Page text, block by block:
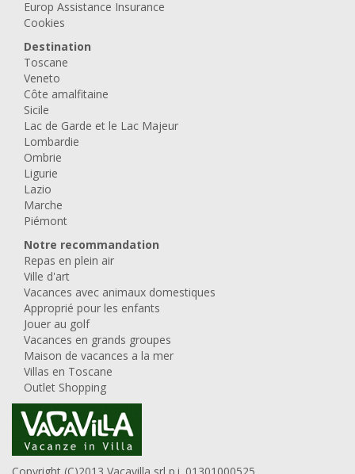
Europ Assistance Insurance
Cookies
Destination
Toscane
Veneto
Côte amalfitaine
Sicile
Lac de Garde et le Lac Majeur
Lombardie
Ombrie
Ligurie
Lazio
Marche
Piémont
Notre recommandation
Repas en plein air
Ville d'art
Vacances avec animaux domestiques
Approprié pour les enfants
Jouer au golf
Vacances en grands groupes
Maison de vacances a la mer
Villas en Toscane
Outlet Shopping